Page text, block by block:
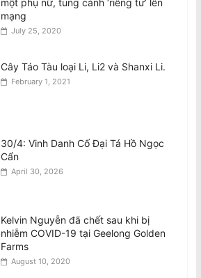
Man charged following death of
Vietnamese woman in Fitzroy North
một phụ nữ, tung cảnh ‘riêng tư’ lên
mạng
July 25, 2020
Cây Táo Tàu loại Li, Li2 và Shanxi Li.
February 1, 2021
30/4: Vinh Danh Cố Đại Tá Hồ Ngọc
Cẩn
April 30, 2026
Kelvin Nguyễn đã chết sau khi bị
nhiễm COVID-19 tại Geelong Golden
Farms
August 10, 2020